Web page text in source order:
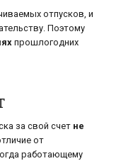
отпусков, и
Поэтому
прошлогодних
за свой счет не
от
работающему